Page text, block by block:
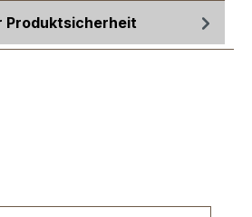
Produktsicherheit